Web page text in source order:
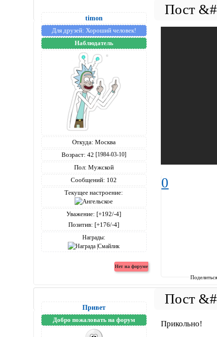
timon
Для друзей: Хороший человек!
Наблюдатель
Откуда: Москва
Возраст: 42 [1984-03-10]
Пол: Мужской
Сообщений: 102
Текущее настроение:
Уважение: [+192/-4]
Позитив: [+176/-4]
Награды:
0
Привет
Добро пожаловать на форум Прикольно!